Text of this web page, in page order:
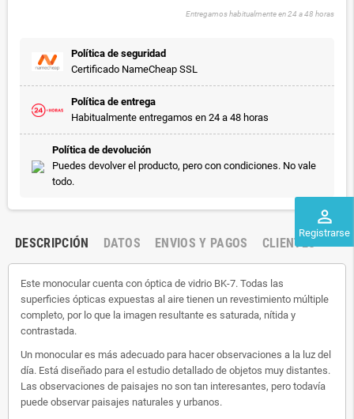
perm_identity
Registrarse
Entregamos habitualmente en 24 a 48 horas
Política de seguridad
Certificado NameCheap SSL
Política de entrega
Habitualmente entregamos en 24 a 48 horas
Política de devolución
Puedes devolver el producto, pero con condiciones. No vale
todo.
DESCRIPCIÓN DATOS ENVIOS Y PAGOS CLIENTES
Este monocular cuenta con óptica de vidrio BK-7. Todas las
superficies ópticas expuestas al aire tienen un revestimiento múltiple
completo, por lo que la imagen resultante es saturada, nítida y
contrastada.
Un monocular es más adecuado para hacer observaciones a la luz del
día. Está diseñado para el estudio detallado de objetos muy distantes.
Las observaciones de paisajes no son tan interesantes, pero todavía
puede observar paisajes naturales y urbanos.